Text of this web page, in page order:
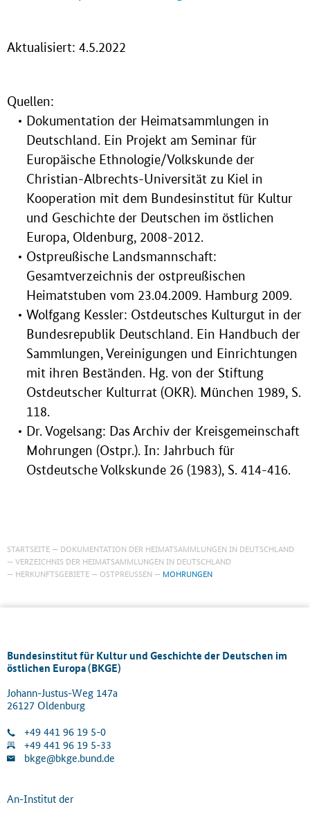
Aktualisiert: 4.5.2022
Quellen:
Dokumentation der Heimatsammlungen in
Deutschland. Ein Projekt am Seminar für
Europäische Ethnologie/Volkskunde der
Christian-Albrechts-Universität zu Kiel in
Kooperation mit dem Bundesinstitut für Kultur
und Geschichte der Deutschen im östlichen
Europa, Oldenburg, 2008-2012.
Ostpreußische Landsmannschaft:
Gesamtverzeichnis der ostpreußischen
Heimatstuben vom 23.04.2009. Hamburg 2009.
Wolfgang Kessler: Ostdeutsches Kulturgut in der
Bundesrepublik Deutschland. Ein Handbuch der
Sammlungen, Vereinigungen und Einrichtungen
mit ihren Beständen. Hg. von der Stiftung
Ostdeutscher Kulturrat (OKR). München 1989, S.
118.
Dr. Vogelsang: Das Archiv der Kreisgemeinschaft
Mohrungen (Ostpr.). In: Jahrbuch für
Ostdeutsche Volkskunde 26 (1983), S. 414-416.
STARTSEITE
DOKUMENTATION DER HEIMATSAMMLUNGEN IN DEUTSCHLAND
VERZEICHNIS DER HEIMATSAMMLUNGEN IN DEUTSCHLAND
HERKUNFTSGEBIETE
OSTPREUSSEN MOHRUNGEN
Bundesinstitut für Kultur und Geschichte der Deutschen im
östlichen Europa (BKGE)
Johann-Justus-Weg 147a
26127 Oldenburg
+49 441 96 19 5-0
+49 441 96 19 5-33
bkge@bkge.bund.de
An-Institut der